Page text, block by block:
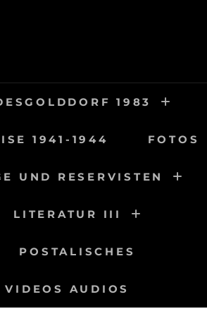
1983
1941-1944 FOTOS
UND RESERVISTEN
LITERATUR III
POSTALISCHES
VIDEOS AUDIOS